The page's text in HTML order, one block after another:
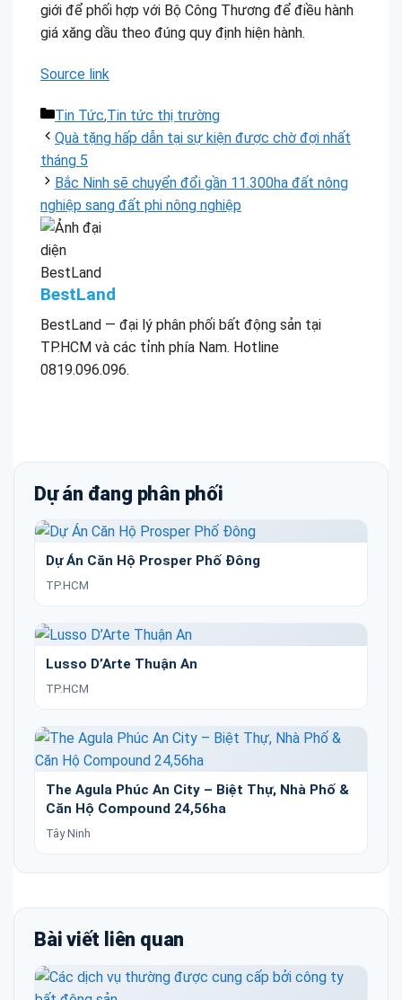
giới để phối hợp với Bộ Công Thương để điều hành
giá xăng dầu theo đúng quy định hiện hành.
Source link
Danh
mục
Tin Tức,Tin tức thị trường
Quà tặng hấp dẫn tại sự kiện được chờ đợi nhất
tháng 5
Bắc Ninh sẽ chuyển đổi gần 11.300ha đất nông
nghiệp sang đất phi nông nghiệp
BestLand
BestLand — đại lý phân phối bất động sản tại
TP.HCM và các tỉnh phía Nam. Hotline
0819.096.096.
Dự án đang phân phối
Dự Án Căn Hộ Prosper Phố Đông
TP.HCM
Lusso D’Arte Thuận An
TP.HCM
The Agula Phúc An City – Biệt Thự, Nhà Phố &
Căn Hộ Compound 24,56ha
Tây Ninh
Bài viết liên quan